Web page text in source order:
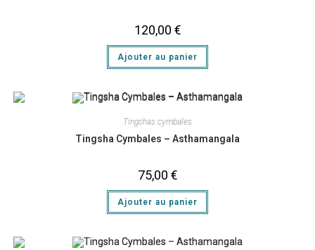
120,00 €
Ajouter au panier
Tingshas cymbales
Tingsha Cymbales – Asthamangala
75,00 €
Ajouter au panier